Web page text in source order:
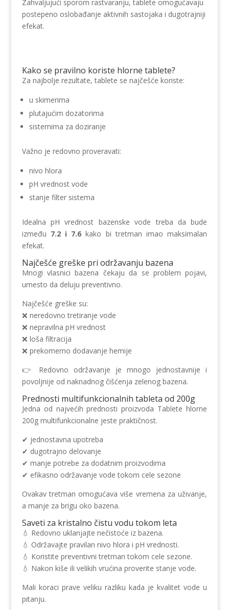
Zahvaljujući sporom rastvaranju, tablete omogućavaju
postepeno oslobađanje aktivnih sastojaka i dugotrajniji
efekat.
Kako se pravilno koriste hlorne tablete?
Za najbolje rezultate, tablete se najčešće koriste:
u skimerima
plutajućim dozatorima
sistemima za doziranje
Važno je redovno proveravati:
nivo hlora
pH vrednost vode
stanje filter sistema
Idealna pH vrednost bazenske vode treba da bude
između 7.2 i 7.6 kako bi tretman imao maksimalan
efekat.
Najčešće greške pri održavanju bazena
Mnogi vlasnici bazena čekaju da se problem pojavi,
umesto da deluju preventivno.
Najčešće greške su:
❌ neredovno tretiranje vode
❌ nepravilna pH vrednost
❌ loša filtracija
❌ prekomerno dodavanje hemije
👉 Redovno održavanje je mnogo jednostavnije i
povoljnije od naknadnog čišćenja zelenog bazena.
Prednosti multifunkcionalnih tableta od 200g
Jedna od najvećih prednosti proizvoda Tablete hlorne
200g multifunkcionalne jeste praktičnost.
✔ jednostavna upotreba
✔ dugotrajno delovanje
✔ manje potrebe za dodatnim proizvodima
✔ efikasno održavanje vode tokom cele sezone
Ovakav tretman omogućava više vremena za uživanje,
a manje za brigu oko bazena.
Saveti za kristalno čistu vodu tokom leta
💧 Redovno uklanjajte nečistoće iz bazena.
💧 Održavajte pravilan nivo hlora i pH vrednosti.
💧 Koristite preventivni tretman tokom cele sezone.
💧 Nakon kiše ili velikih vrućina proverite stanje vode.
Mali koraci prave veliku razliku kada je kvalitet vode u
pitanju.